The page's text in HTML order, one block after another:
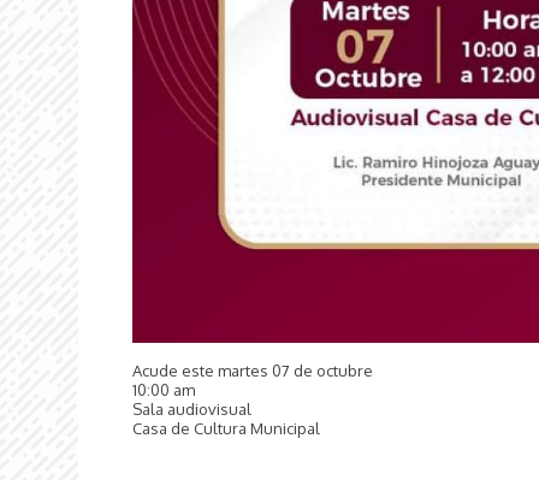
Acude este martes 07 de octubre
10:00 am
Sala audiovisual
Casa de Cultura Municipal